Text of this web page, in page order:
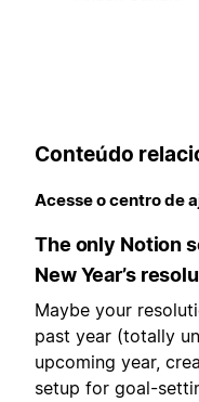
Conteúdo
Acesse o centro de
The only Notion
New Year’s
Maybe your
past year (totally
upcoming year,
setup for goal-